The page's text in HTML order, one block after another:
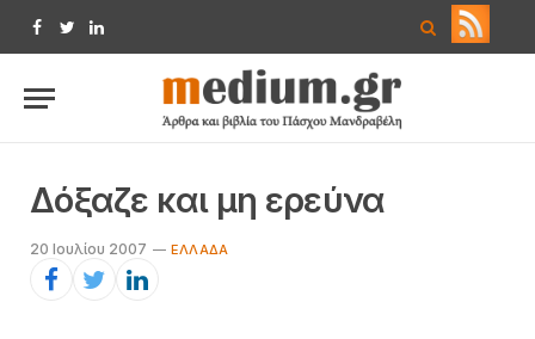
Facebook
TwitterLinkedIn
Δόξαζε και μη ερεύνα
20 Ιουλίου 2007 ΕΛΛΆΔΑ